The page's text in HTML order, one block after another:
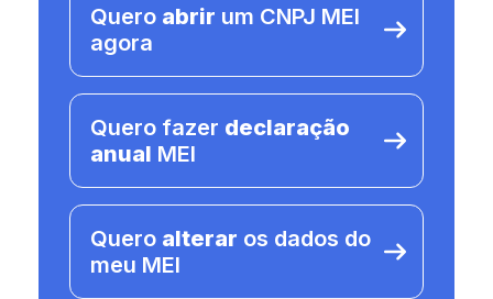
Quero abrir um CNPJ MEI
agora
Quero fazer declaração
anual MEI
Quero alterar os dados do
meu MEI